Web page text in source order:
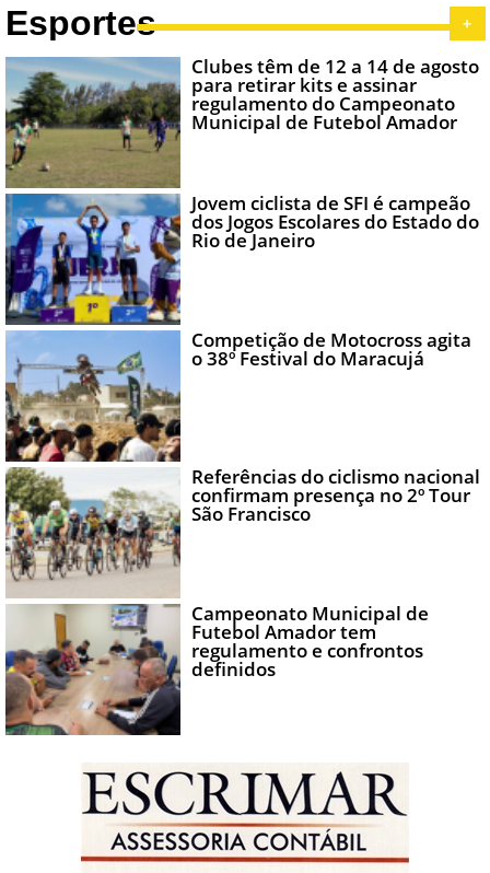
Esportes +
Clubes têm de 12 a 14 de agosto
para retirar kits e assinar
regulamento do Campeonato
Municipal de Futebol Amador
Jovem ciclista de SFI é campeão
dos Jogos Escolares do Estado do
Rio de Janeiro
Competição de Motocross agita
o 38º Festival do Maracujá
Referências do ciclismo nacional
confirmam presença no 2º Tour
São Francisco
Campeonato Municipal de
Futebol Amador tem
regulamento e confrontos
definidos